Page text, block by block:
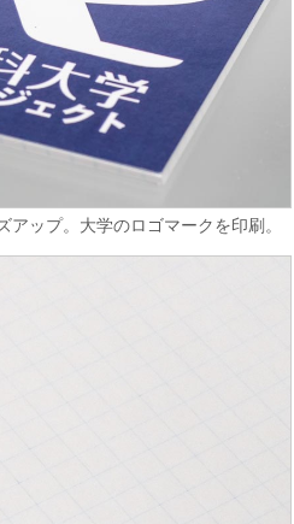
ップ。大学のロゴマークを印刷。